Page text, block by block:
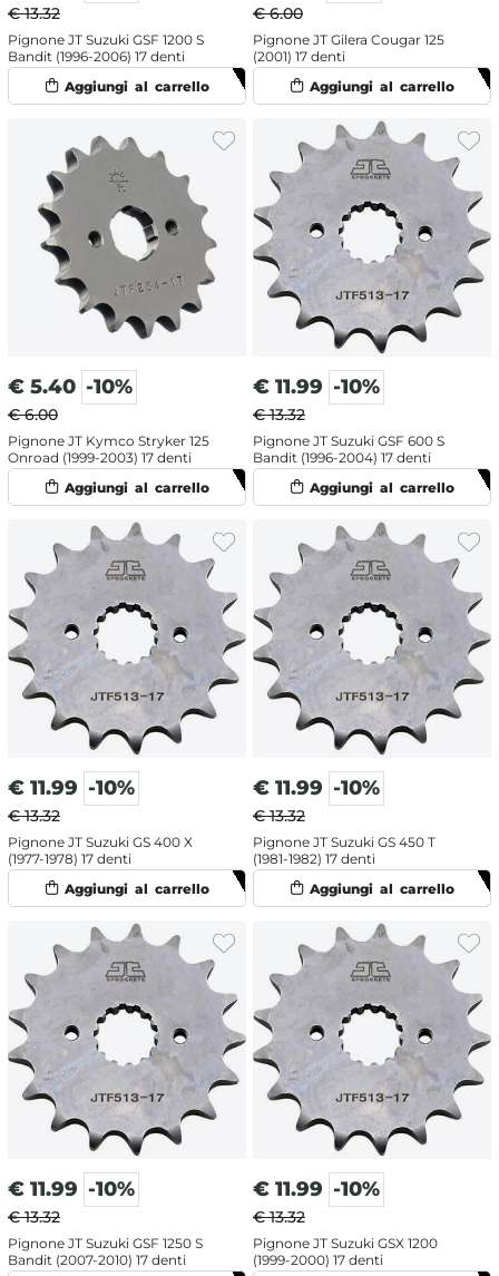
€ 13.32
Pignone JT Suzuki GSF 1200 S
Bandit (1996-2006) 17 denti
€ 6.00
Pignone JT Gilera Cougar 125
(2001) 17 denti
€ 5.40 -10%
€ 6.00
Pignone JT Kymco Stryker 125
Onroad (1999-2003) 17 denti
€ 11.99 -10%
€ 13.32
Pignone JT Suzuki GSF 600 S
Bandit (1996-2004) 17 denti
€ 11.99 -10%
€ 13.32
Pignone JT Suzuki GS 400 X
(1977-1978) 17 denti
€ 11.99 -10%
€ 13.32
Pignone JT Suzuki GS 450 T
(1981-1982) 17 denti
€ 11.99 -10%
€ 13.32
Pignone JT Suzuki GSF 1250 S
Bandit (2007-2010) 17 denti
€ 11.99 -10%
€ 13.32
Pignone JT Suzuki GSX 1200
(1999-2000) 17 denti